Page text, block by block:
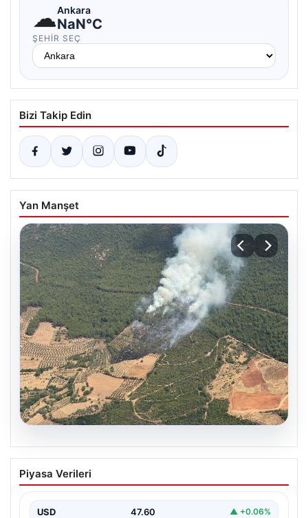
☁Ankara
NaN°C
ŞEHIR SEÇ
Bizi Takip Edin
Yan Manşet
Muğla Yatağan’da orman yangını
Piyasa Verileri
USD 47.60 ▲ +0.06%